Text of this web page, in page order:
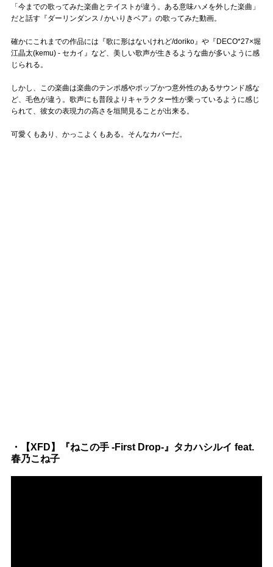
「今までの歌ってみた楽曲とテイストが違う。ある意味ハメを外した楽曲」
だと話す『ダーリンダンス / かいりきベア』の歌ってみた動画。
確かにこれまでの作品には『歌に形はないけれど/doriko』や『DECO*27×堀
江晶太(kemu) - セカイ』など、美しい歌声が生きるような曲が多いように感
じられる。
しかし、この楽曲は楽曲のテンポ感やポップかつ意外性のあるサウンド感な
ど、毛色が違う。歌声にも普段よりキャラクター性が乗っているように感じ
られて、彼女の表現力の高さを垣間見ることが出来る。
可愛くもあり、かっこよくもある。そんなカバーだ。
・【XFD】『ねこの手 -First Drop-』タカハシルイ feat.
春乃こね子